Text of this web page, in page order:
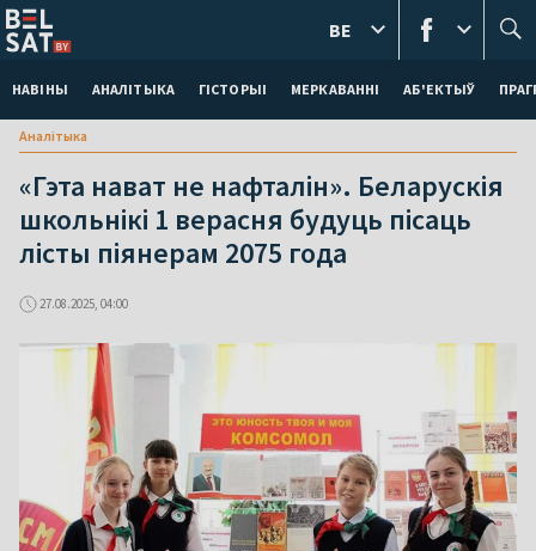
НАВІНЫ АНАЛІТЫКА ГІСТОРЫІ МЕРКАВАННI АБ'ЕКТЫЎ
BE
Аналітыка
«Гэта нават не нафталін». Беларускія
школьнікі 1 верасня будуць пісаць
лісты піянерам 2075 года
27.08.2025, 04:00